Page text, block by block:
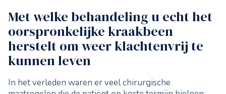
Met welke behandeling u echt het
oorspronkelijke kraakbeen
herstelt om weer klachtenvrij te
kunnen leven
In het verleden waren er veel chirurgische